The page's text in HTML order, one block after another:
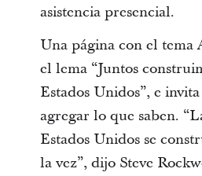
asistencia presencial.
Una página con el tema
el lema “Juntos
Estados Unidos”, e
agregar lo que saben.
Estados Unidos se
la vez”, dijo Steve